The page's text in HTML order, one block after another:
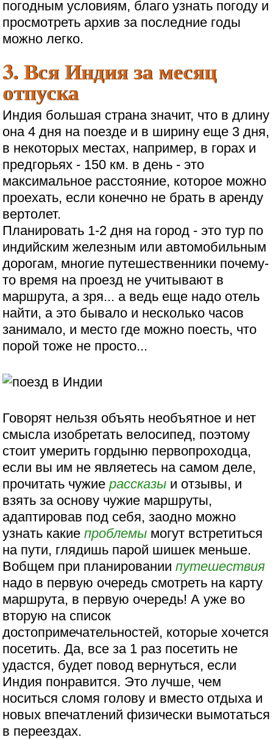
погодным условиям, благо узнать погоду и
просмотреть архив за последние годы
можно легко.
3. Вся Индия за месяц
отпуска
Индия большая страна значит, что в длину
она 4 дня на поезде и в ширину еще 3 дня,
в некоторых местах, например, в горах и
предгорьях - 150 км. в день - это
максимальное расстояние, которое можно
проехать, если конечно не брать в аренду
вертолет.
Планировать 1-2 дня на город - это тур по
индийским железным или автомобильным
дорогам, многие путешественники почему-
то время на проезд не учитывают в
маршрута, а зря... а ведь еще надо отель
найти, а это бывало и несколько часов
занимало, и место где можно поесть, что
порой тоже не просто...
Говорят нельзя объять необъятное и нет
смысла изобретать велосипед, поэтому
стоит умерить гордыню первопроходца,
если вы им не являетесь на самом деле,
прочитать чужиерассказы и отзывы, и
взять за основу чужие маршруты,
адаптировав под себя, заодно можно
узнать какиепроблемы могут встретиться
на пути, глядишь парой шишек меньше.
Вобщем при планированиипутешествия
надо в первую очередь смотреть на карту
маршрута, в первую очередь! А уже во
вторую на список
достопримечательностей, которые хочется
посетить. Да, все за 1 раз посетить не
удастся, будет повод вернуться, если
Индия понравится. Это лучше, чем
носиться сломя голову и вместо отдыха и
новых впечатлений физически вымотаться
в переездах.